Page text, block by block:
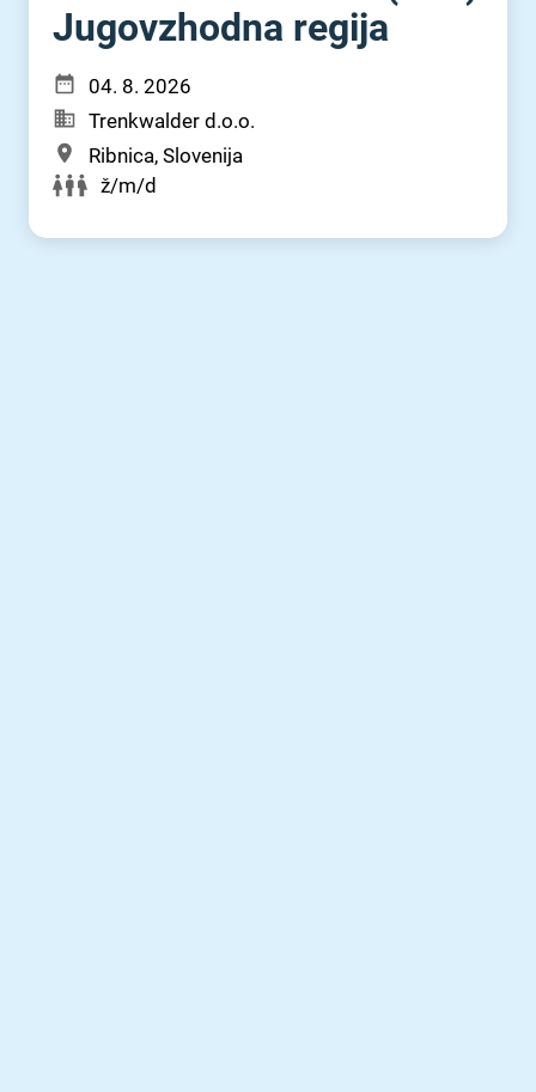
Jugovzhodna regija
04. 8. 2026
Trenkwalder d.o.o.
Ribnica, Slovenija
ž/m/d